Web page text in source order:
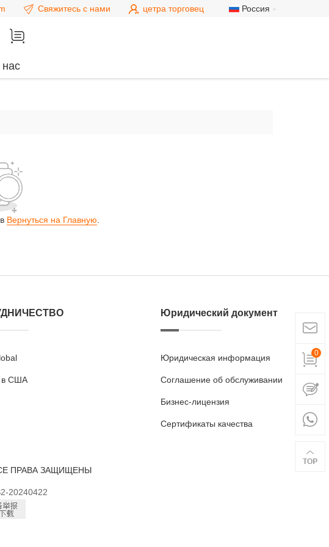
Свяжитесь с нами цетра торговец Россия
Вернуться на Главную
в США
Юридический документ
Юридическая информация
Соглашение об обслуживании
Бизнес-лицензия
Сертификаты качества
ПРАВА ЗАЩИЩЕНЫ
20240422
0